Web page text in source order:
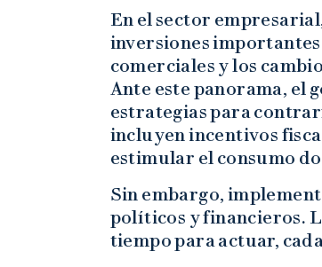
En el sector
inversiones
comerciales y los
Ante este panorama, el
estrategias para
incluyen incentivos
estimular el consumo
Sin embargo,
políticos y financieros.
tiempo para actuar,